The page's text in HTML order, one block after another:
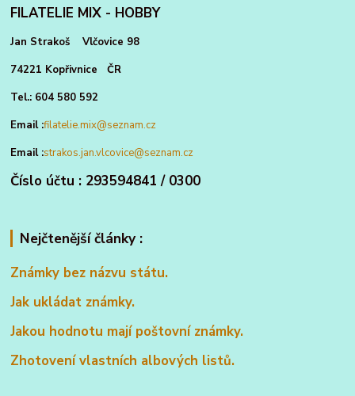
FILATELIE MIX - HOBBY
Jan Strakoš Vlčovice 98
74221 Kopřivnice ČR
Tel.: 604 580 592
Email :filatelie.mix@seznam.cz
Email :strakos.jan.vlcovice@seznam.cz
Číslo účtu : 293594841 / 0300
Nejčtenější články :
Známky bez názvu státu.
Jak ukládat známky.
Jakou hodnotu mají poštovní známky.
Zhotovení vlastních albových listů.